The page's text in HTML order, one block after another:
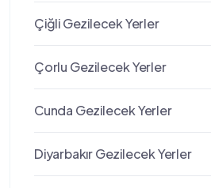
Çiğli Gezilecek Yerler
Çorlu Gezilecek Yerler
Cunda Gezilecek Yerler
Diyarbakır Gezilecek Yerler